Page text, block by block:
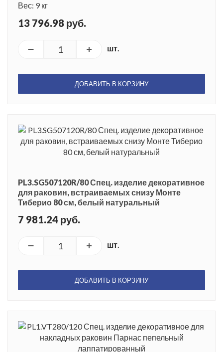
Вес: 9 кг
13 796.98 руб.
шт.
ДОБАВИТЬ В КОРЗИНУ
PL3.SG507120R/80 Спец. изделие декоративное
для раковин, встраиваемых снизу Монте
Тиберио 80 см, белый натуральный
7 981.24 руб.
шт.
ДОБАВИТЬ В КОРЗИНУ